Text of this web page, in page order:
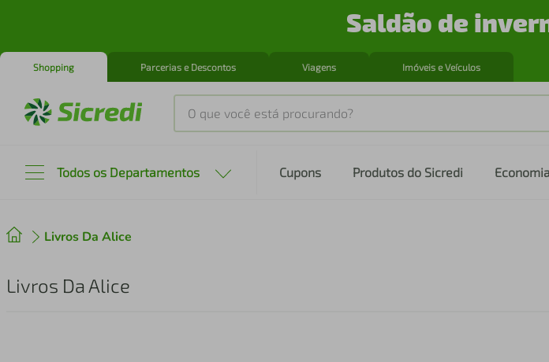
Saldão de
Shopping Parcerias e Descontos Viagens Imóveis e Veículos
O que você está procurando?
Todos os Departamentos Cupons Produtos do Sicredi
Livros Da Alice
Livros Da Alice